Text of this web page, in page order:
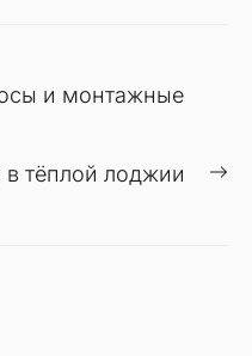
и монтажные
в тёплой лоджии